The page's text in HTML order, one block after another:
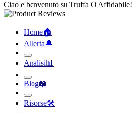
Ciao e benvenuto su Truffa O Affidabile!
Home🏠︎
Allerta🔔︎
Analisi📊︎
Blog📖︎
Risorse🛠︎